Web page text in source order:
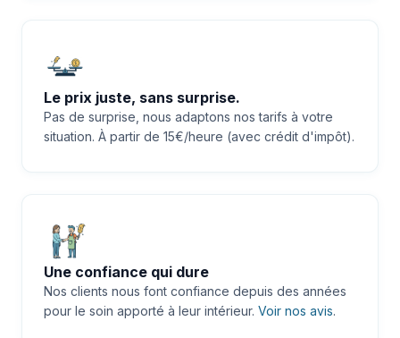
Le prix juste, sans surprise.
Pas de surprise, nous adaptons nos tarifs à votre
situation. À partir de 15€/heure (avec crédit d'impôt).
Une confiance qui dure
Nos clients nous font confiance depuis des années
pour le soin apporté à leur intérieur. Voir nos avis.